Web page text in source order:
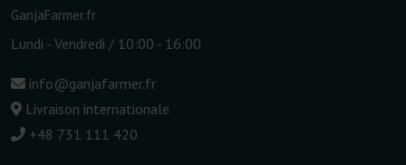
GanjaFarmer.fr
Lundi - Vendredi / 10:00 - 16:00
info@ganjafarmer.fr
Livraison internationale
+48 731 111 420